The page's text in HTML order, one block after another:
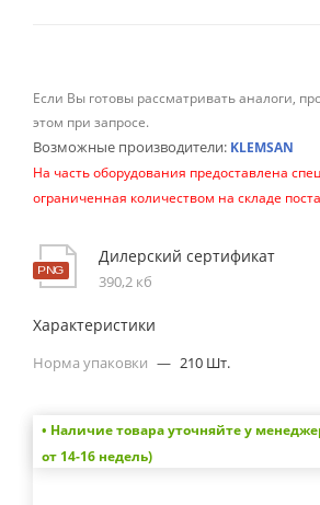
Если Вы готовы рассматривать аналоги,
этом при запросе.
Возможные производители: KLEMSAN
На часть оборудования предоставлена
ограниченная количеством на складе
Дилерский сертификат
390,2 кб
Характеристики
Норма упаковки — 210 Шт.
• Наличие товара уточняйте у
от 14-16 недель)